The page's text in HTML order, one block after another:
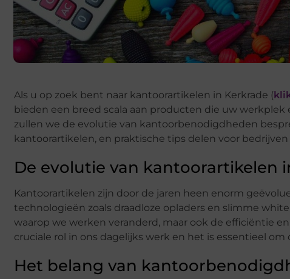
Als u op zoek bent naar kantoorartikelen in Kerkrade (
bieden een breed scala aan producten die uw
zullen we de evolutie van kantoorbenodigdheden
kantoorartikelen, en praktische tips delen voor
De evolutie van kantoorartikelen
Kantoorartikelen zijn door de jaren heen enorm
technologieën zoals draadloze opladers en slimme
waarop we werken veranderd, maar ook de efficiëntie
cruciale rol in ons dagelijks werk en het is essentieel
Het belang van